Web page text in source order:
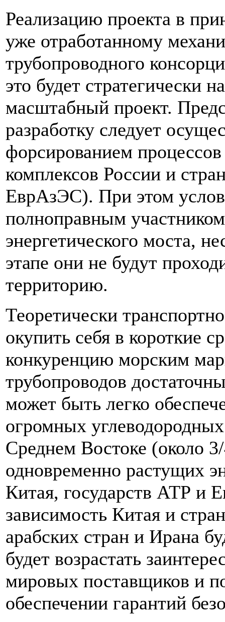
Реализацию проекта в
уже отработанному
трубопроводного
это будет стратегически
масштабный проект.
разработку следует
форсированием
комплексов России и
ЕврАзЭС). При этом
полноправным
энергетического моста,
этапе они не будут
территорию.
Теоретически
окупить себя в короткие
конкуренцию морским
трубопроводов
может быть легко
огромных
Среднем Востоке (около
одновременно растущих
Китая, государств АТР и
зависимость Китая и
арабских стран и Ирана
будет возрастать
мировых поставщиков и
обеспечении гарантий